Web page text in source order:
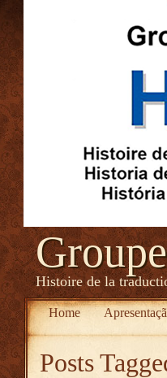
Histoire de la
Home
Posts